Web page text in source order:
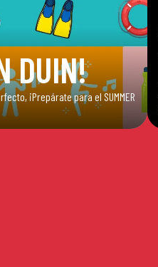
DUIN!
¡Prepárate para el SUMMER